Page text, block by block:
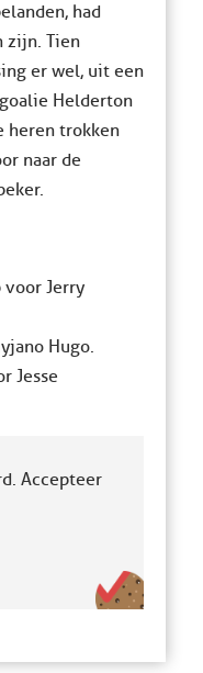
had
zijn. Tien
er wel, uit een
Helderton
heren trokken
naar de
voor Jerry
Hugo.
Jesse
Accepteer